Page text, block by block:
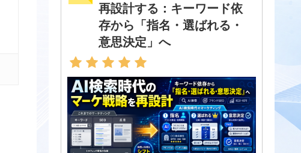
再設計する：キーワード依
存から「指名・選ばれる・
意思決定」へ